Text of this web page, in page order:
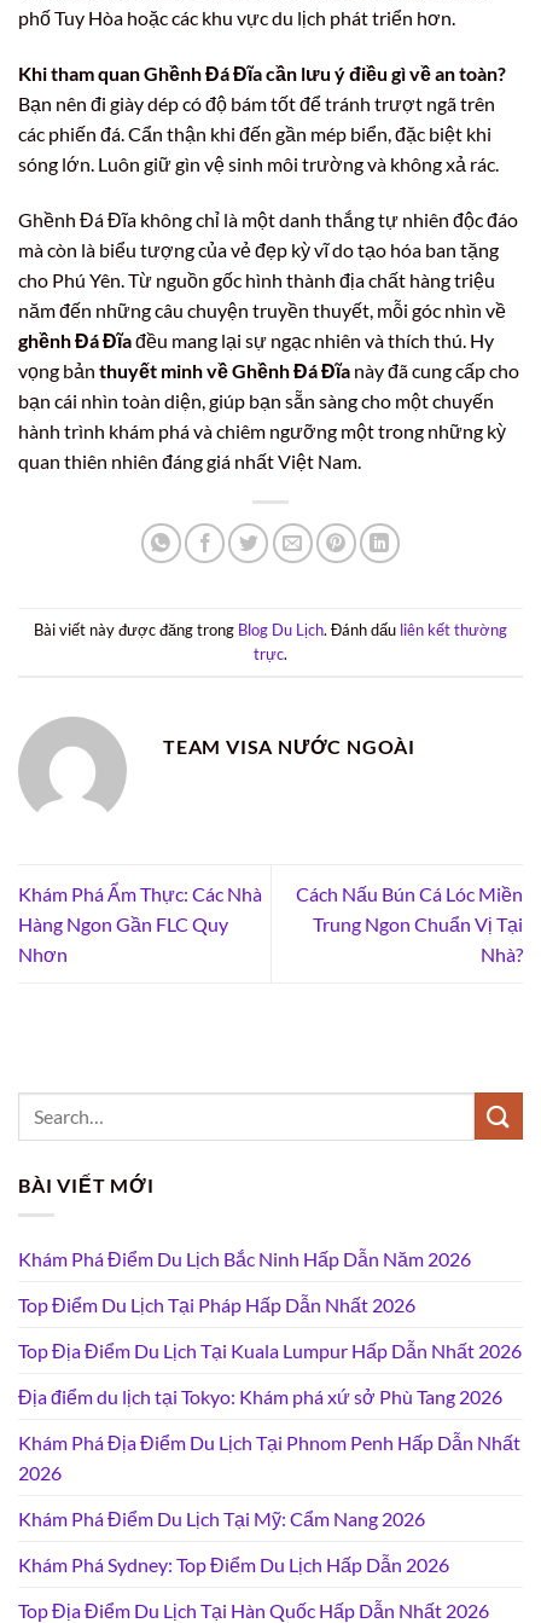
phố Tuy Hòa hoặc các khu vực du lịch phát triển hơn.
Khi tham quan Ghềnh Đá Đĩa cần lưu ý điều gì về an toàn?
Bạn nên đi giày dép có độ bám tốt để tránh trượt ngã trên
các phiến đá. Cẩn thận khi đến gần mép biển, đặc biệt khi
sóng lớn. Luôn giữ gìn vệ sinh môi trường và không xả rác.
Ghềnh Đá Đĩa không chỉ là một danh thắng tự nhiên độc đáo
mà còn là biểu tượng của vẻ đẹp kỳ vĩ do tạo hóa ban tặng
cho Phú Yên. Từ nguồn gốc hình thành địa chất hàng triệu
năm đến những câu chuyện truyền thuyết, mỗi góc nhìn về
ghềnh Đá Đĩađều mang lại sự ngạc nhiên và thích thú. Hy
vọng bản thuyết minh về Ghềnh Đá Đĩa này đã cung cấp cho
bạn cái nhìn toàn diện, giúp bạn sẵn sàng cho một chuyến
hành trình khám phá và chiêm ngưỡng một trong những kỳ
quan thiên nhiên đáng giá nhất Việt Nam.
Bài viết này được đăng trong Blog Du Lịch. Đánh dấu liên kết thường
trực.
TEAM VISA NƯỚC NGOÀI
Khám Phá Ẩm Thực: Các Nhà
Hàng Ngon Gần FLC Quy
Nhơn
Cách Nấu Bún Cá Lóc Miền
Trung Ngon Chuẩn Vị Tại
Nhà?
BÀI VIẾT MỚI
Khám Phá Điểm Du Lịch Bắc Ninh Hấp Dẫn Năm 2026
Top Điểm Du Lịch Tại Pháp Hấp Dẫn Nhất 2026
Top Địa Điểm Du Lịch Tại Kuala Lumpur Hấp Dẫn Nhất 2026
Địa điểm du lịch tại Tokyo: Khám phá xứ sở Phù Tang 2026
Khám Phá Địa Điểm Du Lịch Tại Phnom Penh Hấp Dẫn Nhất
2026
Khám Phá Điểm Du Lịch Tại Mỹ: Cẩm Nang 2026
Khám Phá Sydney: Top Điểm Du Lịch Hấp Dẫn 2026
Top Địa Điểm Du Lịch Tại Hàn Quốc Hấp Dẫn Nhất 2026